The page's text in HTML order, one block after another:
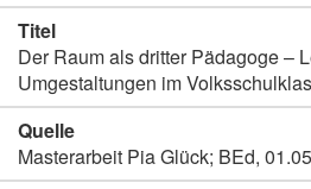
Titel
Der Raum als dritter Pädagoge –
Umgestaltungen im
Quelle
Masterarbeit Pia Glück; BEd,